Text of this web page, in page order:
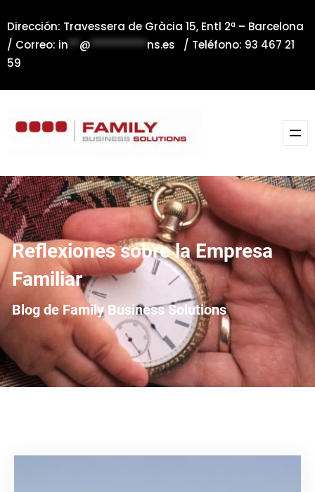
al
contenido
Dirección: Travessera de Gràcia 15, Entl 2ª – Barcelona
/ Correo: in**@**********ns.es / Teléfono: 93 467 21
59
Reflexiones sobre la Empresa
Familiar
Blog de Family Business Solutions